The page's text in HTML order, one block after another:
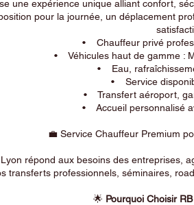
une expérience unique alliant confort,
pour la journée, un déplacement
• Chauffeur privé
• Véhicules haut de gamme :
• Eau,
• Service
• Transfert aéroport,
• Accueil personnalisé
💼 Service Chauffeur Premium
répond aux besoins des entreprises,
transferts professionnels, séminaires,
🌟 Pourquoi Choisir